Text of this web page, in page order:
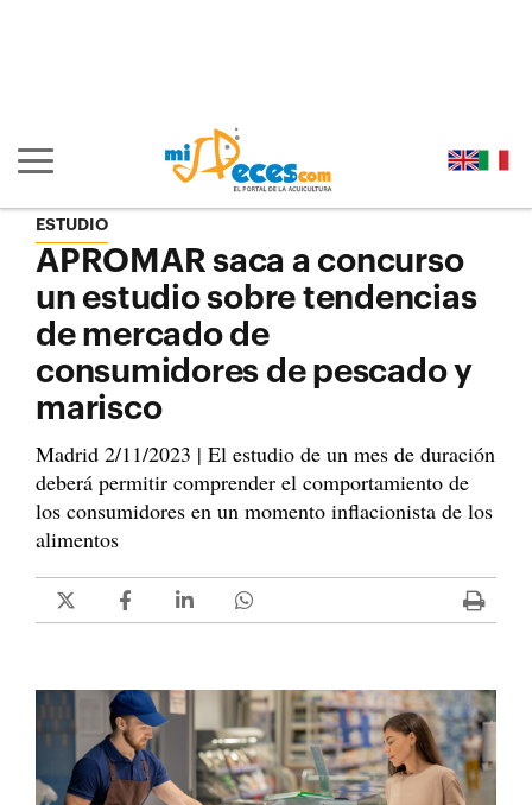
Mostrar/ocultar navegación principal
ESTUDIO
APROMAR saca a concurso
un estudio sobre tendencias
de mercado de
consumidores de pescado y
marisco
Madrid 2/11/2023 | El estudio de un mes de duración
deberá permitir comprender el comportamiento de
los consumidores en un momento inflacionista de los
alimentos